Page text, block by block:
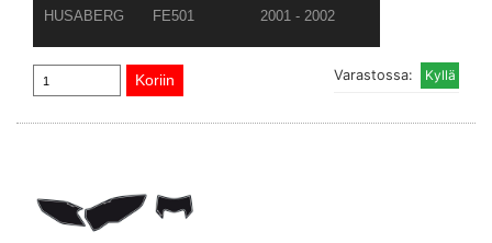
HUSABERG
FE501 2001 - 2002
Varastossa: